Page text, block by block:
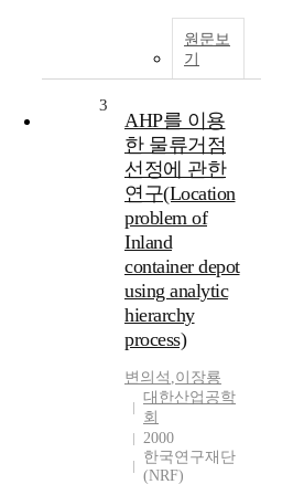
원문보
기
3
AHP를 이용
한 물류거점
선정에 관한
연구(Location
problem of
Inland
container depot
using analytic
hierarchy
process)
변의석 ,이장룡
대한산업공학
회
2000
한국연구재단
(NRF)